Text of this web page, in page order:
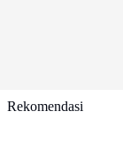
Rekomendasi